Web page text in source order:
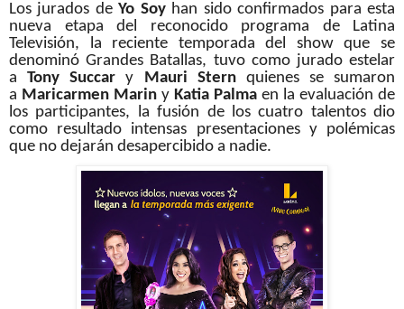
Los jurados deYo Soyhan sido confirmados para esta
nueva etapa del reconocido programa de Latina
Televisión, la reciente temporada del show que se
denominó Grandes Batallas, tuvo como jurado estelar
aTony Succar y Mauri Sternquienes se sumaron
a Maricarmen Marin y Katia Palma en la evaluación de
los participantes, la fusión de los cuatro talentos dio
como resultado intensas presentaciones y polémicas
que no dejarán desapercibido a nadie.